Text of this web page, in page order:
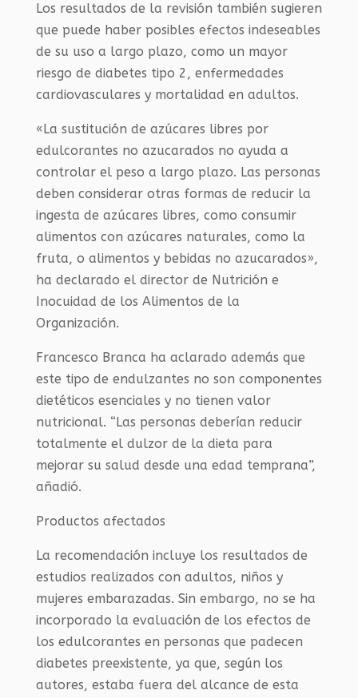
Los resultados de la revisión también sugieren
que puede haber posibles efectos indeseables
de su uso a largo plazo, como un mayor
riesgo de diabetes tipo 2, enfermedades
cardiovasculares y mortalidad en adultos.
«La sustitución de azúcares libres por
edulcorantes no azucarados no ayuda a
controlar el peso a largo plazo. Las personas
deben considerar otras formas de reducir la
ingesta de azúcares libres, como consumir
alimentos con azúcares naturales, como la
fruta, o alimentos y bebidas no azucarados»,
ha declarado el director de Nutrición e
Inocuidad de los Alimentos de la
Organización.
Francesco Branca ha aclarado además que
este tipo de endulzantes no son componentes
dietéticos esenciales y no tienen valor
nutricional. “Las personas deberían reducir
totalmente el dulzor de la dieta para
mejorar su salud desde una edad temprana”,
añadió.
Productos afectados
La recomendación incluye los resultados de
estudios realizados con adultos, niños y
mujeres embarazadas. Sin embargo, no se ha
incorporado la evaluación de los efectos de
los edulcorantes en personas que padecen
diabetes preexistente, ya que, según los
autores, estaba fuera del alcance de esta